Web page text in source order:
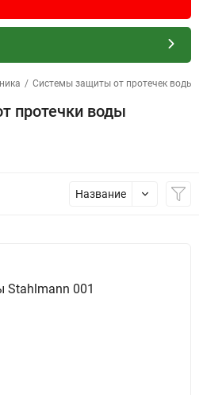
/ Системы защиты от протечек воды
протечки воды
Название
Stahlmann 001